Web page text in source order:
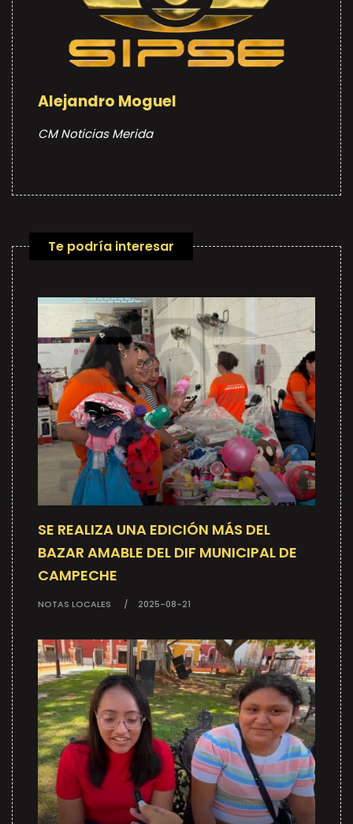
Alejandro Moguel
CM Noticias Merida
Te podría interesar
SE REALIZA UNA EDICIÓN MÁS DEL
BAZAR AMABLE DEL DIF MUNICIPAL DE
CAMPECHE
NOTAS LOCALES 2025-08-21